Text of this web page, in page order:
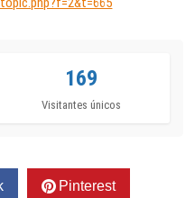
169
Visitantes únicos
Pinterest